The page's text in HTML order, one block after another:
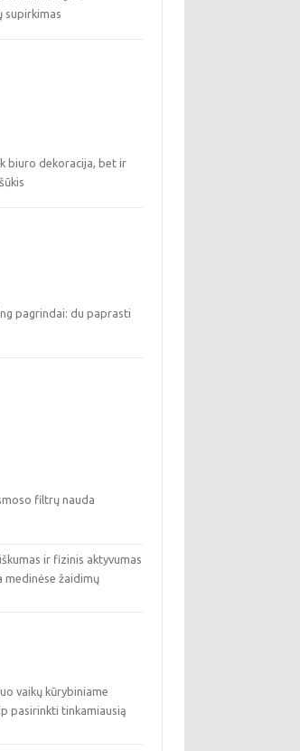
supirkimas
biuro dekoracija, bet ir
pagrindai: du paprasti
filtrų nauda
ir fizinis aktyvumas
medinėse žaidimų
vaikų kūrybiniame
pasirinkti tinkamiausią